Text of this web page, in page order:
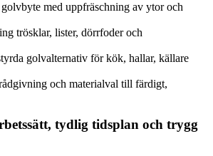
med uppfräschning av ytor och
trösklar, lister, dörrfoder och
golvalternativ för kök, hallar, källare
och materialval till färdigt,
tydlig tidsplan och trygg